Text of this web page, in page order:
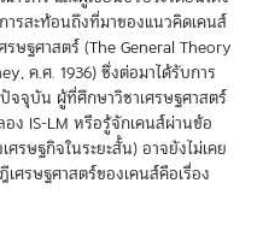
รสะท้อนถึงที่มาของแนวคิดเคนส์
ษฐศาสตร์ (The General Theory
ค.ศ. 1936) ซึ่งต่อมาได้รับการ
จจุบัน ผู้ที่ศึกษาวิชาเศรษฐศาสตร์
ง IS-LM หรือรู้จักเคนส์ผ่านข้อ
รษฐกิจในระยะสั้น) อาจยังไม่เคย
รษฐศาสตร์ของเคนส์คือเรื่อง